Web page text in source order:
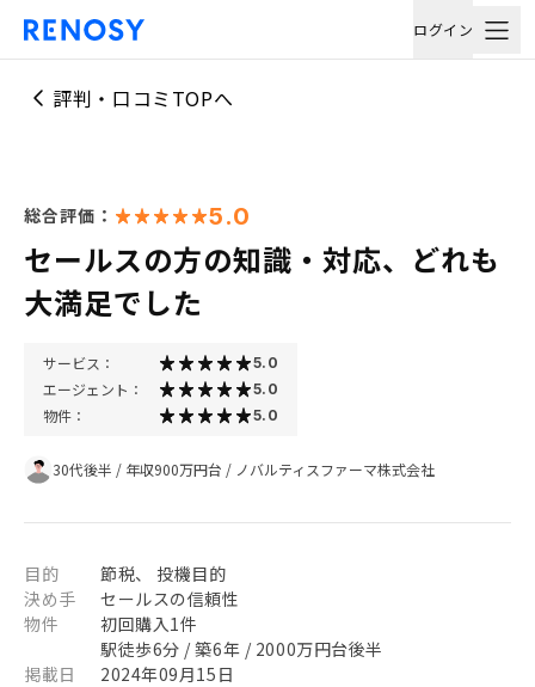
ログイン
評判・口コミTOPへ
総合評価： 5.0
セールスの方の知識・対応、どれも
大満足でした
サービス： 5.0
エージェント： 5.0
物件： 5.0
30代後半 / 年収900万円台 / ノバルティスファーマ株式会社
目的
節税、 投機目的
決め手
セールスの信頼性
物件
初回購入1件
駅徒歩6分 / 築6年 / 2000万円台後半
掲載日
2024年09月15日